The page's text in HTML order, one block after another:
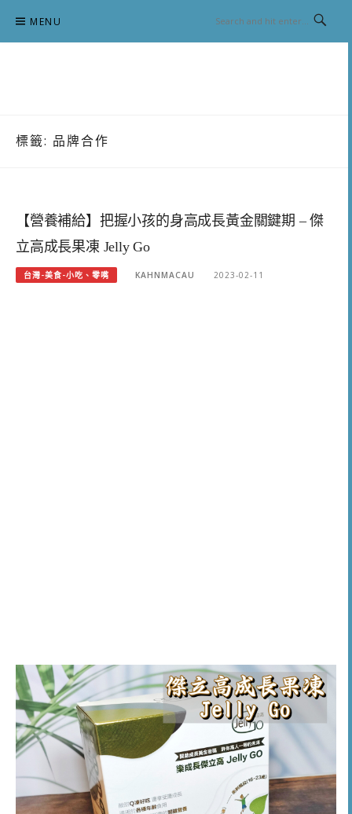
content
MENU
標籤: 品牌合作
【營養補給】把握小孩的身高成長黃金關鍵期 – 傑
立高成長果凍 Jelly Go
台灣-美食-小吃、零嘴 KAHNMACAU 2023-02-11